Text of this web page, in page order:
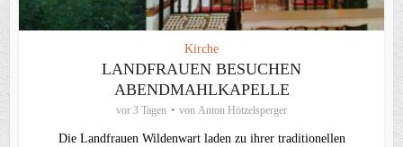
Kirche
LANDFRAUEN BESUCHEN
ABENDMAHLKAPELLE
vor 3 Tagen von Anton Hötzelsperger
Die Landfrauen Wildenwart laden zu ihrer traditionellen